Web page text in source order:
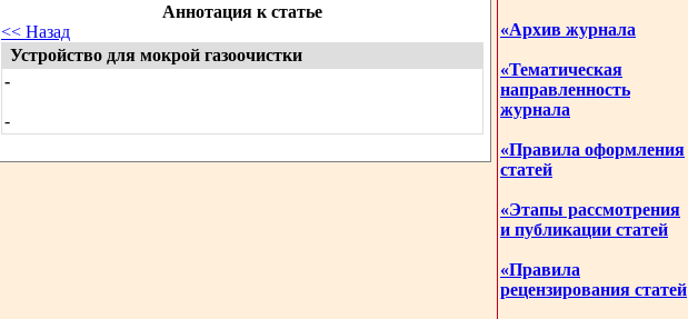
Аннотация к статье
<< Назад
Устройство для мокрой газоочистки
-
-
«Архив журнала
«Тематическая
направленность
журнала
«Правила оформления
статей
«Этапы рассмотрения
и публикации статей
«Правила
рецензирования статей